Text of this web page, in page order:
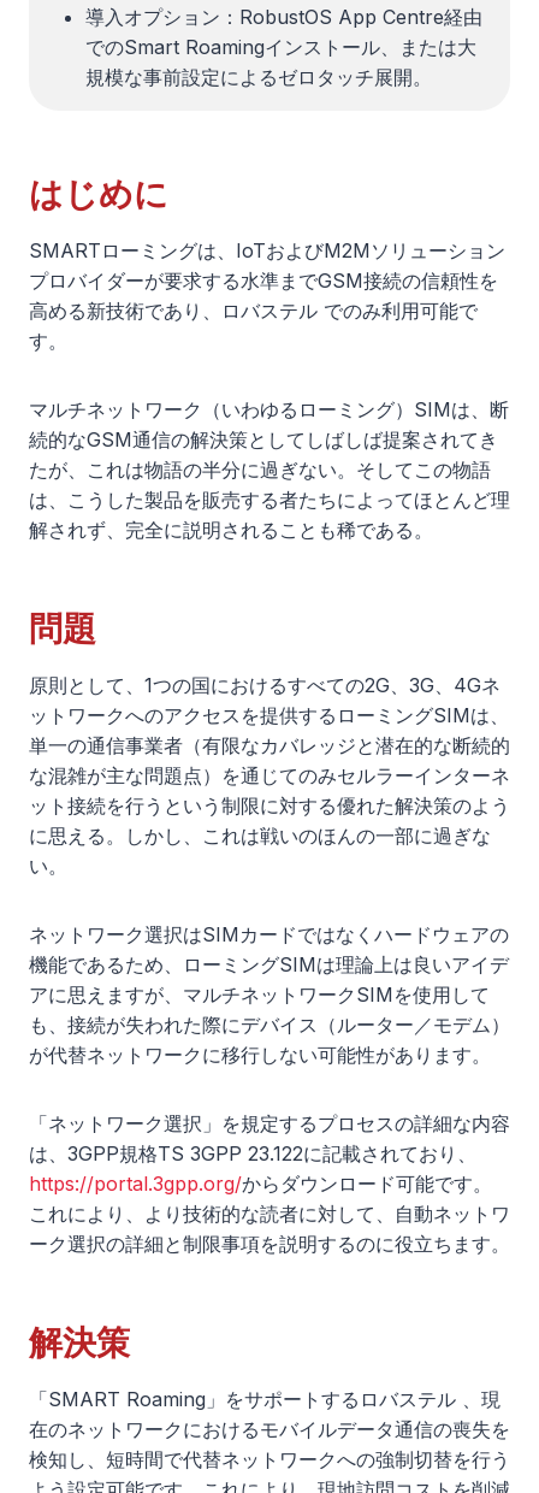
導入オプション：RobustOS App Centre経由
でのSmart Roamingインストール、または大
規模な事前設定によるゼロタッチ展開。
はじめに
SMARTローミングは、IoTおよびM2Mソリューション
プロバイダーが要求する水準までGSM接続の信頼性を
高める新技術であり、ロバステル でのみ利用可能で
す。
マルチネットワーク（いわゆるローミング）SIMは、断
続的なGSM通信の解決策としてしばしば提案されてき
たが、これは物語の半分に過ぎない。そしてこの物語
は、こうした製品を販売する者たちによってほとんど理
解されず、完全に説明されることも稀である。
問題
原則として、1つの国におけるすべての2G、3G、4Gネ
ットワークへのアクセスを提供するローミングSIMは、
単一の通信事業者（有限なカバレッジと潜在的な断続的
な混雑が主な問題点）を通じてのみセルラーインターネ
ット接続を行うという制限に対する優れた解決策のよう
に思える。しかし、これは戦いのほんの一部に過ぎな
い。
ネットワーク選択はSIMカードではなくハードウェアの
機能であるため、ローミングSIMは理論上は良いアイデ
アに思えますが、マルチネットワークSIMを使用して
も、接続が失われた際にデバイス（ルーター／モデム）
が代替ネットワークに移行しない可能性があります。
「ネットワーク選択」を規定するプロセスの詳細な内容
は、3GPP規格TS 3GPP 23.122に記載されており、
https://portal.3gpp.org/からダウンロード可能です。
これにより、より技術的な読者に対して、自動ネットワ
ーク選択の詳細と制限事項を説明するのに役立ちます。
解決策
「SMART Roaming」をサポートするロバステル 、現
在のネットワークにおけるモバイルデータ通信の喪失を
検知し、短時間で代替ネットワークへの強制切替を行う